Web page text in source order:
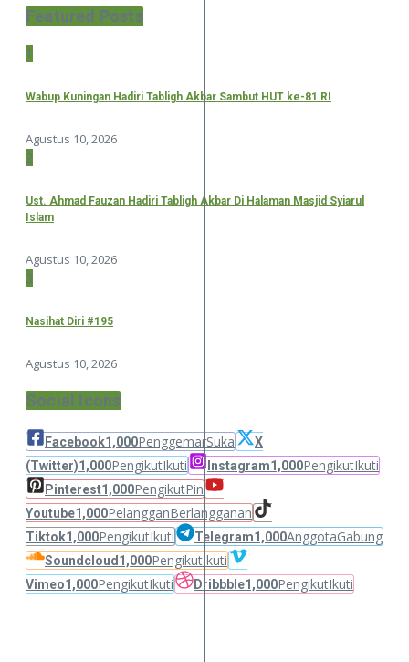
Featured Posts
1
Wabup Kuningan Hadiri Tabligh Akbar Sambut HUT ke-81 RI
Agustus 10, 2026
2
Ust. Ahmad Fauzan Hadiri Tabligh Akbar Di Halaman Masjid Syiarul
Islam
Agustus 10, 2026
3
Nasihat Diri #195
Agustus 10, 2026
Social Icons
Facebook1,000PenggemarSuka
X
(Twitter)1,000PengikutIkuti Instagram1,000PengikutIkuti
Pinterest1,000PengikutPin
Youtube1,000PelangganBerlangganan
Tiktok1,000PengikutIkuti Telegram1,000AnggotaGabung
Soundcloud 1,000PengikutIkuti
Vimeo1,000PengikutIkuti Dribbble1,000PengikutIkuti